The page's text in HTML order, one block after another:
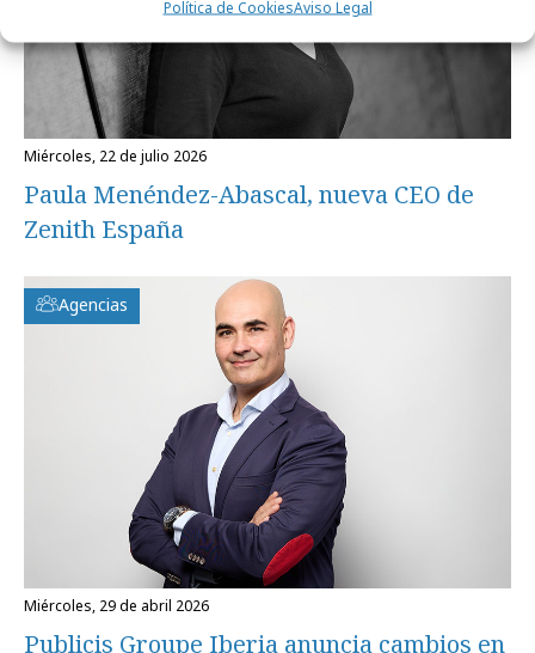
Política de CookiesAviso Legal
miércoles, 22 de julio 2026
Paula Menéndez-Abascal, nueva CEO de
Zenith España
Agencias
miércoles, 29 de abril 2026
Publicis Groupe Iberia anuncia cambios en